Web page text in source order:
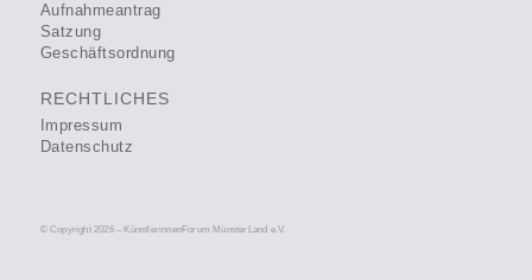
Aufnahmeantrag
Satzung
Geschäftsordnung
RECHTLICHES
Impressum
Datenschutz
© Copyright 2026 – KünstlerinnenForum MünsterLand e.V.